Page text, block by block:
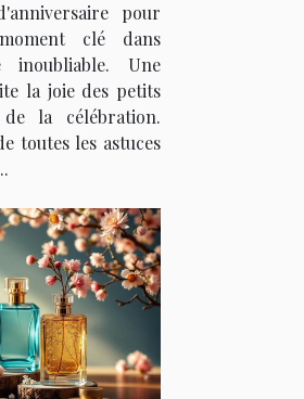
pour
clé dans
inoubliable. Une
la joie des petits
la célébration.
toutes les astuces